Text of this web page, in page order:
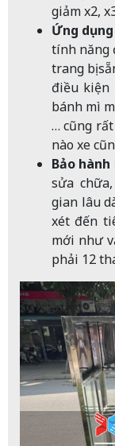
giảm x2,
Ứng
tính năng
trang bị
điều kiện
bánh mì
… cũng
nào xe
Bảo
sửa
gian lâu
xét đến
mới như
phải 12